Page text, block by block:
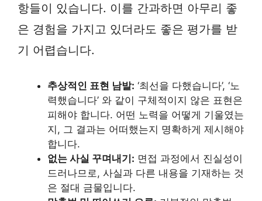
항들이 있습니다. 이를 간과하면 아무리 좋
은 경험을 가지고 있더라도 좋은 평가를 받
기 어렵습니다.
추상적인 표현 남발: ‘최선을 다했습니다’, ‘노
력했습니다’ 와 같이 구체적이지 않은 표현은
피해야 합니다. 어떤 노력을 어떻게 기울였는
지, 그 결과는 어떠했는지 명확하게 제시해야
합니다.
없는 사실 꾸며내기: 면접 과정에서 진실성이
드러나므로, 사실과 다른 내용을 기재하는 것
은 절대 금물입니다.